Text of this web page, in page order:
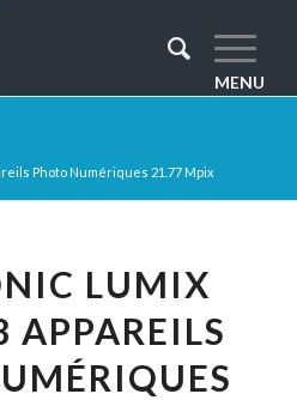
Photo Numériques 21.77 Mpix
LUMIX
APPAREILS